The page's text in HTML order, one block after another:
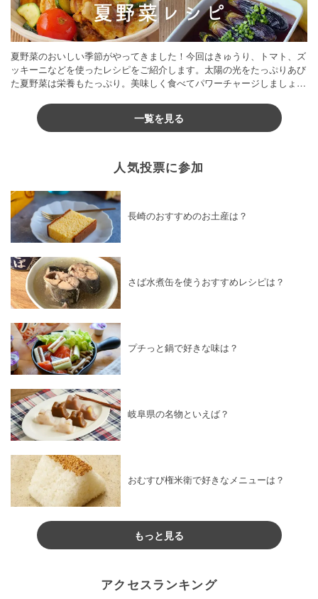
夏野菜のおいしい季節がやってきました！今回はきゅうり、トマト、ズ
ッキーニなどを使ったレシピをご紹介します。太陽の光をたっぷりあび
た夏野菜は栄養もたっぷり。美味しく食べてパワーチャージしましょう
一覧を見る
人気投票に参加
長崎のおすすめのお土産は？
さば水煮缶を使うおすすめレシピは？
プチっと鍋で好きな味は？
岐阜県の名物といえば？
おむすび権米衛で好きなメニューは？
もっと見る
アクセスランキング